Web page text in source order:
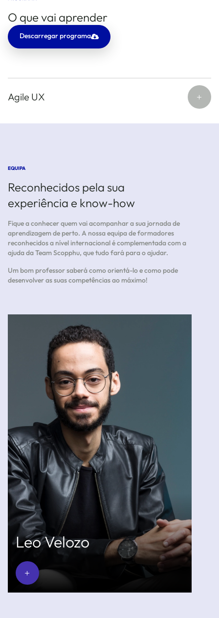
O que vai aprender
Descarregar programa
Agile UX
EQUIPA
Reconhecidos pela sua
experiência e know-how
Fique a conhecer quem vai acompanhar a sua jornada de
aprendizagem de perto. A nossa equipa de formadores
reconhecidos a nível internacional é complementada com a
ajuda da Team Scopphu, que tudo fará para o ajudar.
Um bom professor saberá como orientá-lo e como pode
desenvolver as suas competências ao máximo!
Leo Velozo